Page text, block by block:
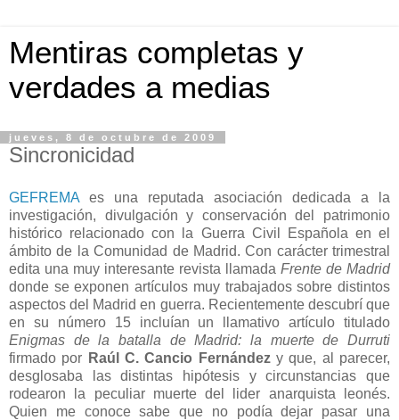
Mentiras completas y
verdades a medias
jueves, 8 de octubre de 2009
Sincronicidad
GEFREMA es una reputada asociación dedicada a la
investigación, divulgación y conservación del patrimonio
histórico relacionado con la Guerra Civil Española en el
ámbito de la Comunidad de Madrid. Con carácter trimestral
edita una muy interesante revista llamada Frente de Madrid
donde se exponen artículos muy trabajados sobre distintos
aspectos del Madrid en guerra. Recientemente descubrí que
en su número 15 incluían un llamativo artículo titulado
Enigmas de la batalla de Madrid: la muerte de Durruti
firmado por Raúl C. Cancio Fernándezy que, al parecer,
desglosaba las distintas hipótesis y circunstancias que
rodearon la peculiar muerte del lider anarquista leonés.
Quien me conoce sabe que no podía dejar pasar una